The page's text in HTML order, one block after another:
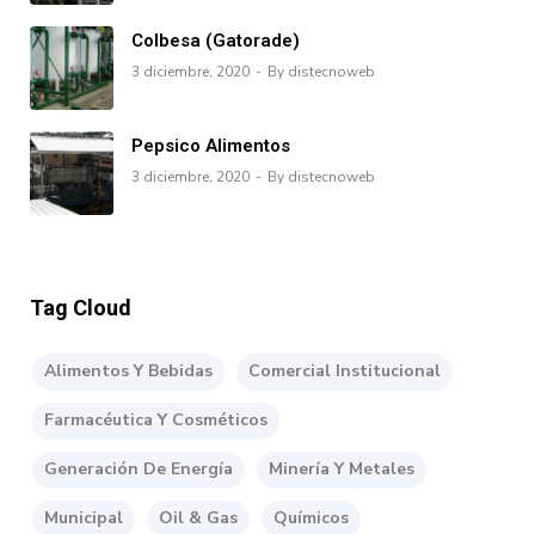
Colbesa (Gatorade)
3 diciembre, 2020 By distecnoweb
Pepsico Alimentos
3 diciembre, 2020 By distecnoweb
Tag Cloud
Alimentos Y Bebidas Comercial Institucional
Farmacéutica Y Cosméticos
Generación De Energía Minería Y Metales
Municipal Oil & Gas Químicos